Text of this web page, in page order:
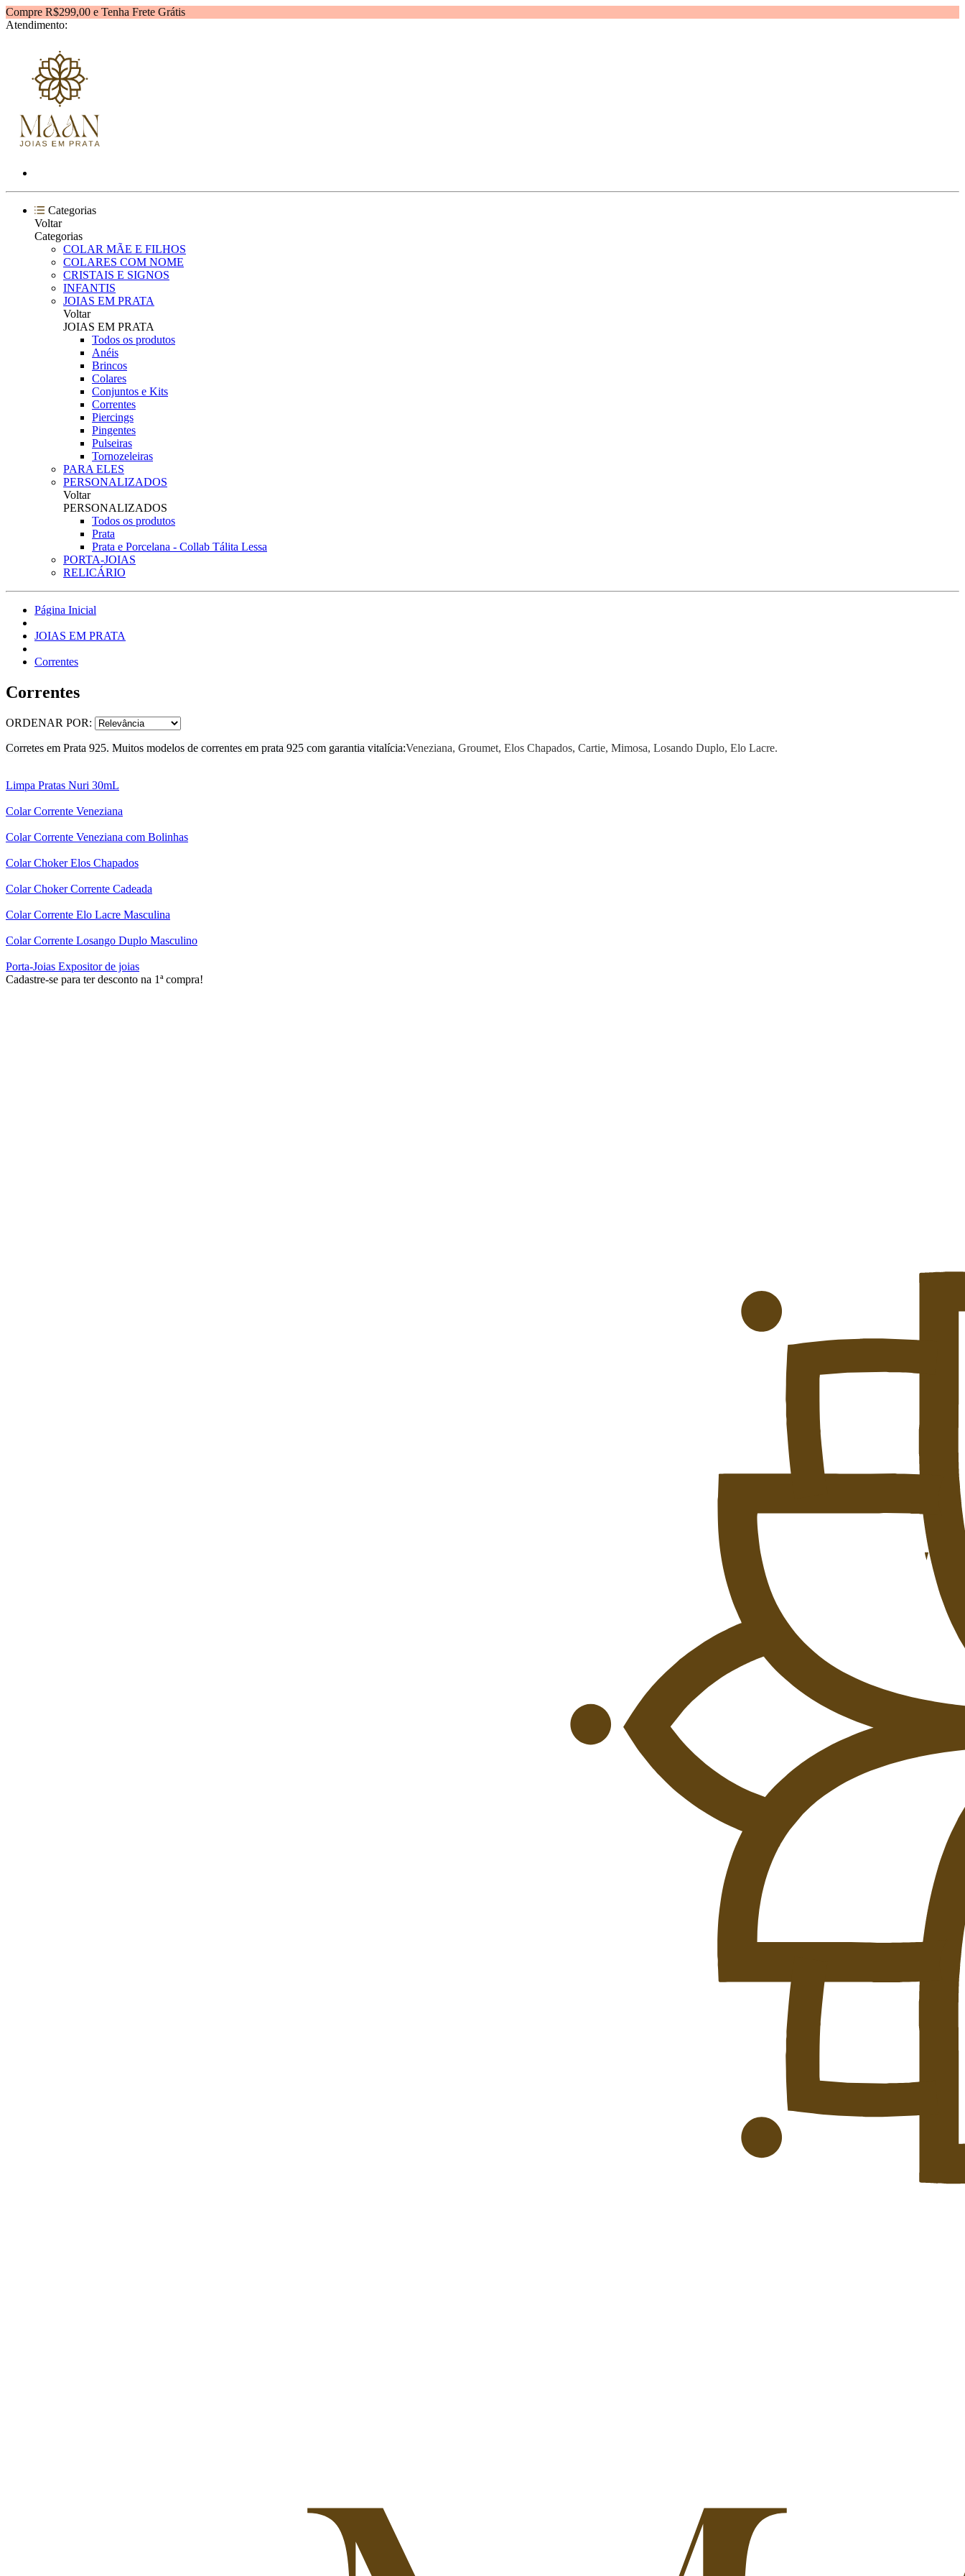
Compre R$299,00 e Tenha Frete Grátis
Atendimento:
Categorias
Voltar
Categorias
COLAR MÃE E FILHOS
COLARES COM NOME
CRISTAIS E SIGNOS
INFANTIS
JOIAS EM PRATA
Voltar
JOIAS EM PRATA
Todos os produtos
Anéis
Brincos
Colares
Conjuntos e Kits
Correntes
Piercings
Pingentes
Pulseiras
Tornozeleiras
PARA ELES
PERSONALIZADOS
Voltar
PERSONALIZADOS
Todos os produtos
Prata
Prata e Porcelana - Collab Tálita Lessa
PORTA-JOIAS
RELICÁRIO
Página Inicial
JOIAS EM PRATA
Correntes
Correntes
ORDENAR POR:
Corretes em Prata 925. Muitos modelos de correntes em prata 925 com garantia vitalícia:Veneziana, Groumet, Elos Chapados, Cartie, Mimosa, Losando Duplo, Elo Lacre.
Limpa Pratas Nuri 30mL
Colar Corrente Veneziana
Colar Corrente Veneziana com Bolinhas
Colar Choker Elos Chapados
Colar Choker Corrente Cadeada
Colar Corrente Elo Lacre Masculina
Colar Corrente Losango Duplo Masculino
Porta-Joias Expositor de joias
Cadastre-se para ter desconto na 1ª compra!